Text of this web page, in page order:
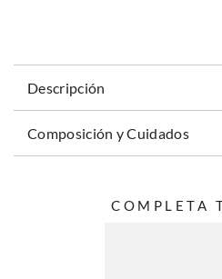
Descripción
Composición y Cuidados
COMPLETA